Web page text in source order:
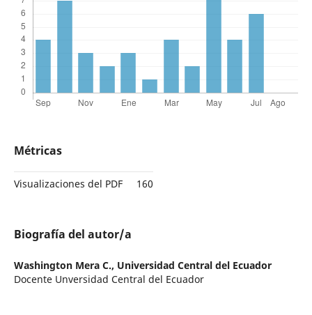
Métricas
Visualizaciones del PDF 160
Biografía del autor/a
Washington Mera C., Universidad Central del Ecuador
Docente Unversidad Central del Ecuador